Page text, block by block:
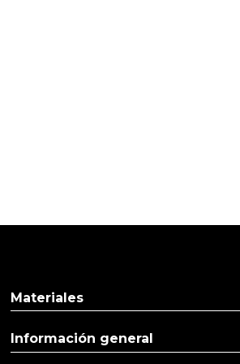
Materiales
Información general